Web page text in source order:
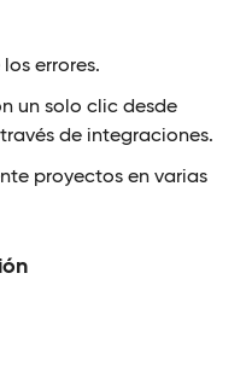
errores.
un solo clic desde
de integraciones.
proyectos en varias